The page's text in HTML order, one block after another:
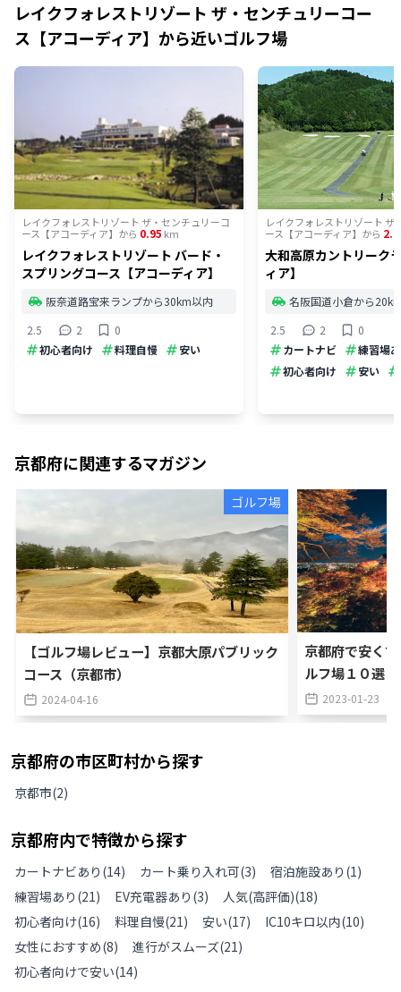
レイクフォレストリゾート ザ・センチュリーコー
ス【アコーディア】 から近いゴルフ場
レイクフォレストリゾート ザ・センチュリーコ
ース【アコーディア】 から 0.95 km
レイクフォレストリゾート バード・
スプリングコース【アコーディア】
阪奈道路宝来ランプから30km以内
2.5
2
0
初心者向け
料理自慢 安い
レイクフォレストリゾート ザ
ース【アコーディア】 から
大和高原カントリーク
ィア】
名阪国道小倉から
2.5
2
0
カートナビ
練習場
初心者向け
安い
京都府に関連するマガジン
ゴルフ場
【ゴルフ場レビュー】京都大原パブリック
コース（京都市）
2024-04-16
京都府で安く
ルフ場１０選
2023-01-23
京都府の市区町村から探す
京都市(2)
京都府内で特徴から探す
カートナビあり (14) カート乗り入れ可(3) 宿泊施設あり (1)
練習場あり (21) EV充電器あり (3) 人気(高評価)(18)
初心者向け(16) 料理自慢(21) 安い(17) IC10キロ以内(10)
女性におすすめ(8) 進行がスムーズ(21)
初心者向けで安い(14)